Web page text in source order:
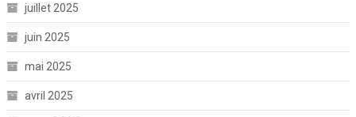
juillet 2025
juin 2025
mai 2025
avril 2025